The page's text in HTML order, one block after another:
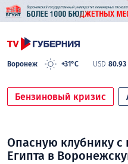
Воронеж +31°C USD 80.93
Бензиновый кризис
Опасную клубнику с
Египта в